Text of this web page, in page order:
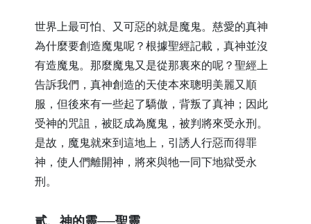
世界上最可怕、又可惡的就是魔鬼。慈愛的真神
為什麼要創造魔鬼呢？根據聖經記載，真神並沒
有造魔鬼。那麼魔鬼又是從那裏來的呢？聖經上
告訴我們，真神創造的天使本來聰明美麗又順
服，但後來有一些起了驕傲，背叛了真神；因此
受神的咒詛，被貶成為魔鬼，被判將來受永刑。
是故，魔鬼就來到這地上，引誘人行惡而得罪
神，使人們離開神，將來與牠一同下地獄受永
刑。
​貳、神的靈──聖靈